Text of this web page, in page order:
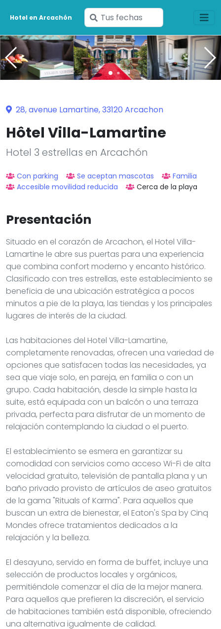
Hotel en Arcachón
Ingresa
tus
fechas
28, avenue Lamartine, 33120 Arcachon
Hôtel Villa-Lamartine
Hotel 3 estrellas en Arcachón
Con parking Se aceptan mascotas
Familia
Accesible movilidad reducida
Cerca de la playa
Presentación
Situado en el corazón de Arcachon, el Hotel Villa-
Lamartine le abre sus puertas para una experiencia
que combina confort moderno y encanto histórico.
Clasificado con tres estrellas, este establecimiento se
beneficia de una ubicación estratégica a pocos
minutos a pie de la playa, las tiendas y los principales
lugares de interés de la ciudad.
Las habitaciones del Hotel Villa-Lamartine,
completamente renovadas, ofrecen una variedad de
opciones que satisfacen todas las necesidades, ya
sea que viaje solo, en pareja, en familia o con un
grupo. Cada habitación, desde la simple hasta la
suite, está equipada con un balcón o una terraza
privada, perfecta para disfrutar de un momento de
relajación contemplando la ciudad o el puerto.
El establecimiento se esmera en garantizar su
comodidad con servicios como acceso Wi-Fi de alta
velocidad gratuito, televisión de pantalla plana y un
baño privado provisto de artículos de aseo gratuitos
de la gama "Rituals of Karma". Para aquellos que
buscan un extra de bienestar, el Eaton's Spa by Cinq
Mondes ofrece tratamientos dedicados a la
relajación y la belleza.
El desayuno, servido en forma de buffet, incluye una
selección de productos locales y orgánicos,
permitiéndole comenzar el día de la mejor manera.
Para aquellos que prefieren la discreción, el servicio
de habitaciones también está disponible, ofreciendo
una alternativa igualmente de calidad.